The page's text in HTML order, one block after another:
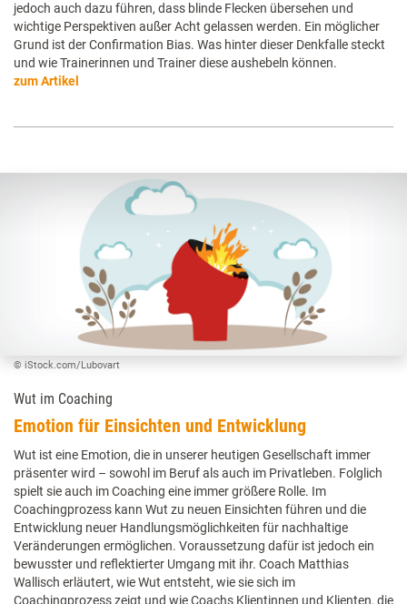
jedoch auch dazu führen, dass blinde Flecken übersehen und
wichtige Perspektiven außer Acht gelassen werden. Ein möglicher
Grund ist der Confirmation Bias. Was hinter dieser Denkfalle steckt
und wie Trainerinnen und Trainer diese aushebeln können.
zum Artikel
© iStock.com/Lubovart
Wut im Coaching
Emotion für Einsichten und Entwicklung
Wut ist eine Emotion, die in unserer heutigen Gesellschaft immer
präsenter wird – sowohl im Beruf als auch im Privatleben. Folglich
spielt sie auch im Coaching eine immer größere Rolle. Im
Coachingprozess kann Wut zu neuen Einsichten führen und die
Entwicklung neuer Handlungsmöglichkeiten für nachhaltige
Veränderungen ermöglichen. Voraussetzung dafür ist jedoch ein
bewusster und reflektierter Umgang mit ihr. Coach Matthias
Wallisch erläutert, wie Wut entsteht, wie sie sich im
Coachingprozess zeigt und wie Coachs Klientinnen und Klienten, die